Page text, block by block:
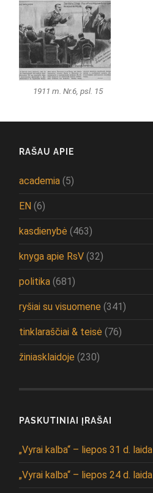
1911 m. Nr.6, psl. 15
RAŠAU APIE
academia (5)
EN (6)
kasdienybė (463)
knyga apie RsV (32)
politika (681)
ryšiai su visuomene (341)
tinklaraščiai & teisė (76)
žiniasklaidoje (230)
PASKUTINIAI ĮRAŠAI
„Vyrai kalba“ – liepos 31 d. laida
„Vyrai kalba“ – liepos 24 d. laida